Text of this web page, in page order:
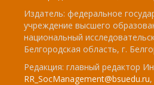
Издатель: федеральное
учреждение высшего
национальный
Белгородская область, г.
Редакция: главный редактор
RR_SocManagement@bsuedu.ru